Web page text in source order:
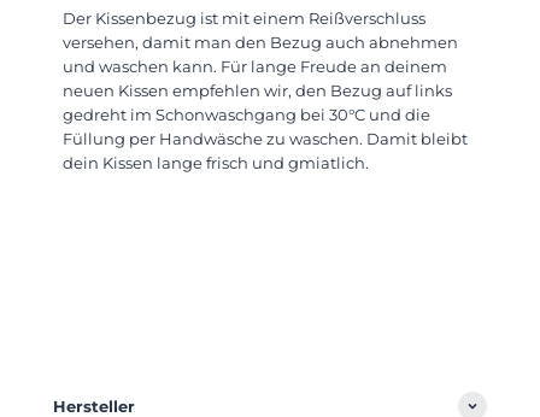
Der Kissenbezug ist mit einem Reißverschluss
versehen, damit man den Bezug auch abnehmen
und waschen kann. Für lange Freude an deinem
neuen Kissen empfehlen wir, den Bezug auf links
gedreht im Schonwaschgang bei 30°C und die
Füllung per Handwäsche zu waschen. Damit bleibt
dein Kissen lange frisch und gmiatlich.
Hersteller